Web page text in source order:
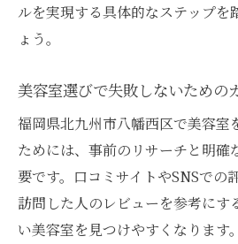
ルを実現する具体的なステップを
ょう。
美容室選びで失敗しないための
福岡県北九州市八幡西区で美容室
ためには、事前のリサーチと明確
要です。口コミサイトやSNSでの
訪問した人のレビューを参考にす
い美容室を見つけやすくなります